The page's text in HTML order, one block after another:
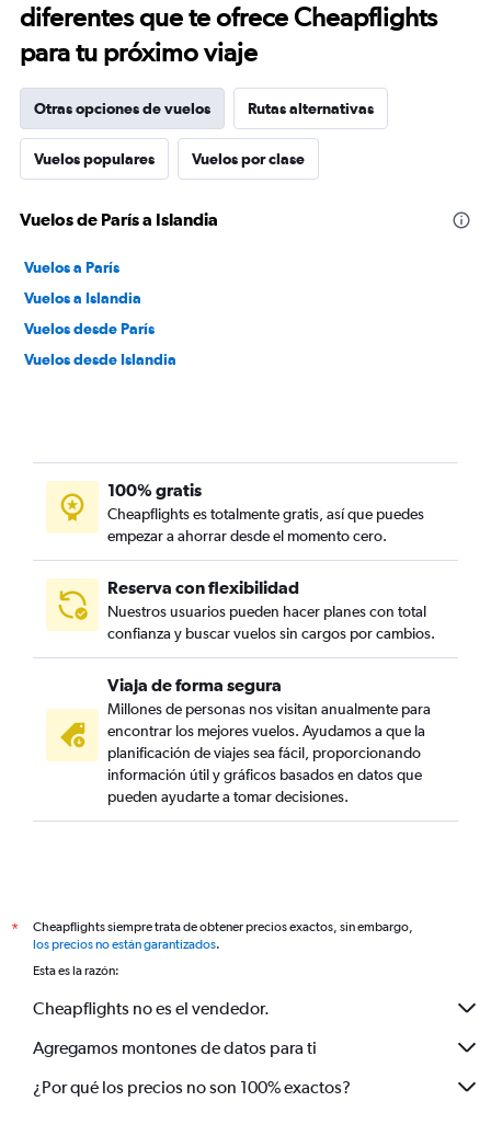
diferentes que te ofrece Cheapflights
para tu próximo viaje
Otras opciones de vuelos Rutas alternativas
Vuelos populares Vuelos por clase
Vuelos de París a Islandia
Vuelos a París
Vuelos a Islandia
Vuelos desde París
Vuelos desde Islandia
100% gratis
Cheapflights es totalmente gratis, así que puedes
empezar a ahorrar desde el momento cero.
Reserva con flexibilidad
Nuestros usuarios pueden hacer planes con total
confianza y buscar vuelos sin cargos por cambios.
Viaja de forma segura
Millones de personas nos visitan anualmente para
encontrar los mejores vuelos. Ayudamos a que la
planificación de viajes sea fácil, proporcionando
información útil y gráficos basados en datos que
pueden ayudarte a tomar decisiones.
*
Cheapflights siempre trata de obtener precios exactos, sin embargo,
los precios no están garantizados.
Esta es la razón:
Cheapflights no es el vendedor.
Agregamos montones de datos para ti
¿Por qué los precios no son 100% exactos?